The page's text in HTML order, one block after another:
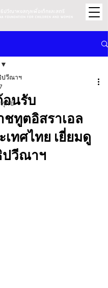
ทุกข์นรับ
ชทูตอิสราเอล
เทศไทย เยี่ยมดู
ปวีณาฯ
ปวีณาฯ